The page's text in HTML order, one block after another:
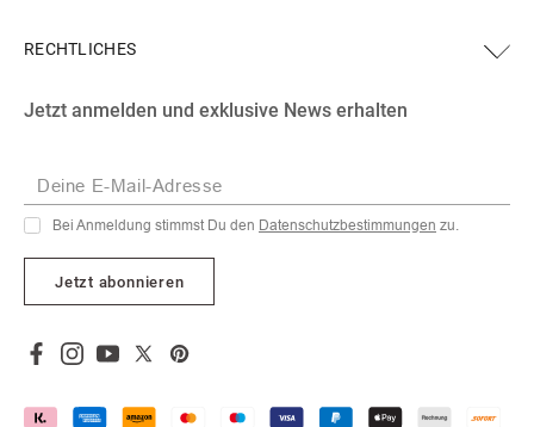
Facebook
Instagram
YouTube
X
Pinterest
RECHTLICHES
Jetzt anmelden und exklusive News erhalten
Deine E-Mail-Adresse
Bei Anmeldung stimmst Du den Datenschutzbestimmungen zu.
Jetzt abonnieren
Facebook
Instagram
YouTube
X
Pinterest